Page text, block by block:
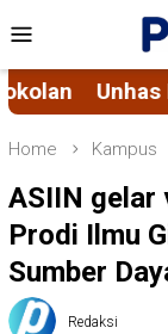
to
contentMenu
Bahas
Home Kampus
ASIIN gelar
Prodi Ilmu
Sumber
Redaksi